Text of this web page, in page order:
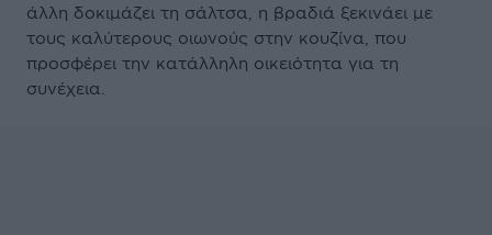
άλλη δοκιμάζει τη σάλτσα, η βραδιά ξεκινάει με
τους καλύτερους οιωνούς στην κουζίνα, που
προσφέρει την κατάλληλη οικειότητα για τη
συνέχεια.